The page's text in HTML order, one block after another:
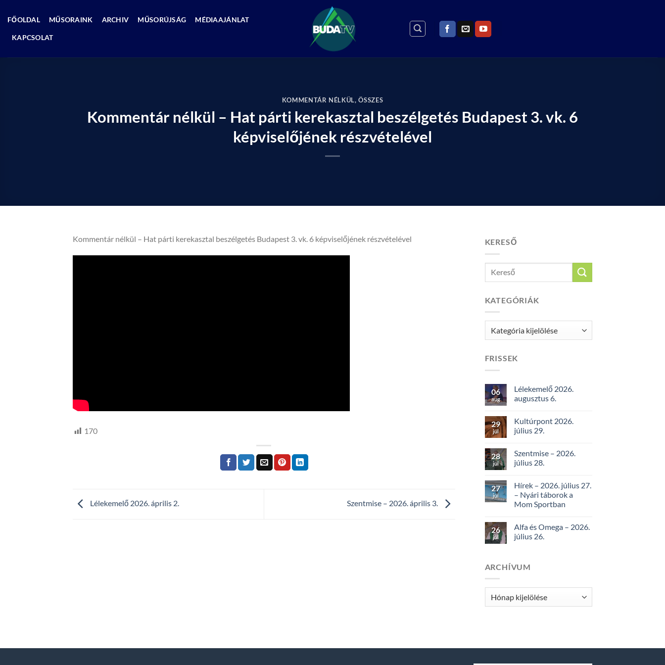
FŐOLDAL MŰSORAINK ARCHIV MŰSORÚJSÁG MÉDIAAJÁNLAT
KAPCSOLAT
KOMMENTÁR NÉLKÜL,ÖSSZES
Kommentár nélkül – Hat párti kerekasztal beszélgetés Budapest 3. vk. 6
képviselőjének részvételével
Kommentár nélkül – Hat párti kerekasztal beszélgetés Budapest 3. vk. 6 képviselőjének részvételével
170
Lélekemelő 2026. április 2. Szentmise – 2026. április 3.
KERESŐ
KATEGÓRIÁK
Kategóriák
FRISSEK
06
aug
Lélekemelő 2026.
augusztus 6.
29
júl
Kultúrpont 2026.
július 29.
28
júl
Szentmise – 2026.
július 28.
27
júl
Hírek – 2026. július 27.
– Nyári táborok a
Mom Sportban
26
júl
Alfa és Omega – 2026.
július 26.
ARCHÍVUM
Archívum